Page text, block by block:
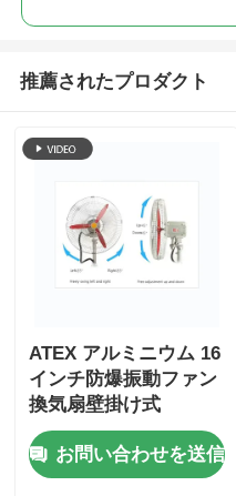
推薦されたプロダクト
ATEX アルミニウム 16
インチ防爆振動ファン
換気扇壁掛け式
お問い合わせを送信